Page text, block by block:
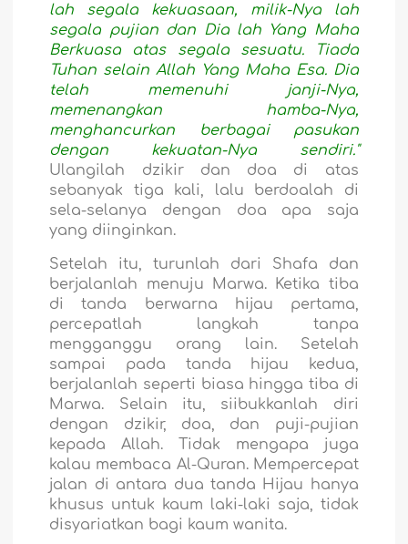
lah segala kekuasaan, milik-Nya lah
segala pujian dan Dia lah Yang Maha
Berkuasa atas segala sesuatu. Tiada
Tuhan selain Allah Yang Maha Esa. Dia
telah memenuhi janji-Nya,
memenangkan hamba-Nya,
menghancurkan berbagai pasukan
dengan kekuatan-Nya sendiri."
Ulangilah dzikir dan doa di atas
sebanyak tiga kali, lalu berdoalah di
sela-selanya dengan doa apa saja
yang diinginkan.
Setelah itu, turunlah dari Shafa dan
berjalanlah menuju Marwa. Ketika tiba
di tanda berwarna hijau pertama,
percepatlah langkah tanpa
mengganggu orang lain. Setelah
sampai pada tanda hijau kedua,
berjalanlah seperti biasa hingga tiba di
Marwa. Selain itu, siibukkanlah diri
dengan dzikir, doa, dan puji-pujian
kepada Allah. Tidak mengapa juga
kalau membaca Al-Quran. Mempercepat
jalan di antara dua tanda Hijau hanya
khusus untuk kaum laki-laki saja, tidak
disyariatkan bagi kaum wanita.